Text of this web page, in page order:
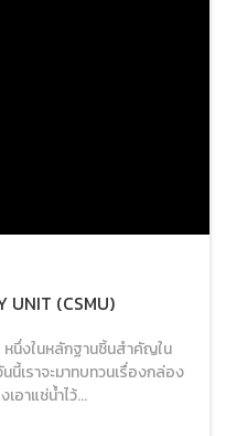
UNIT (CSMU)
นึ่งในหลักฐานชิ้นสำคัญใน
เราจะมาทบทวนเรื่องกล่อง
อาแช่น้ำไว้...